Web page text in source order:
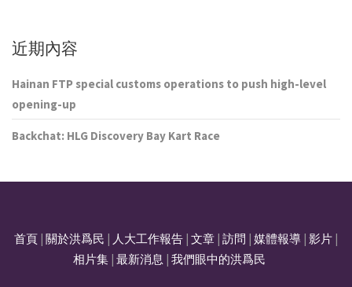
近期內容
Hainan FTP special customs operations to push high-level
opening-up
Backchat: HLG Discovery Bay Kart Race
首頁 關於洪爲民 人大工作報告 文章 訪問 媒體報導 影片
相片集| 最新消息 我們眼中的洪爲民